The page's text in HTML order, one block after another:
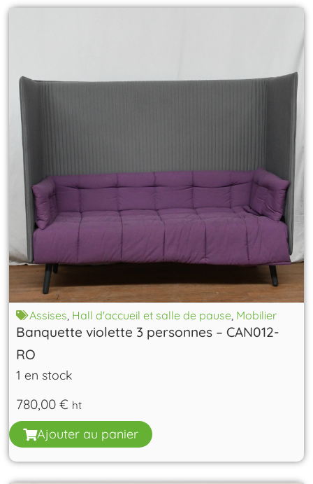
Assises, Hall d'accueil et salle de pause, Mobilier
Banquette violette 3 personnes – CAN012-
RO
1 en stock
780,00€ ht
Ajouter au panier